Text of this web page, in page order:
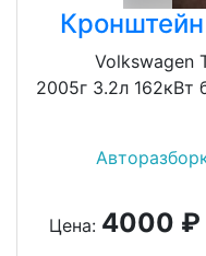
Volkswagen
2005г 3.2л
Цена: 4000 ₽